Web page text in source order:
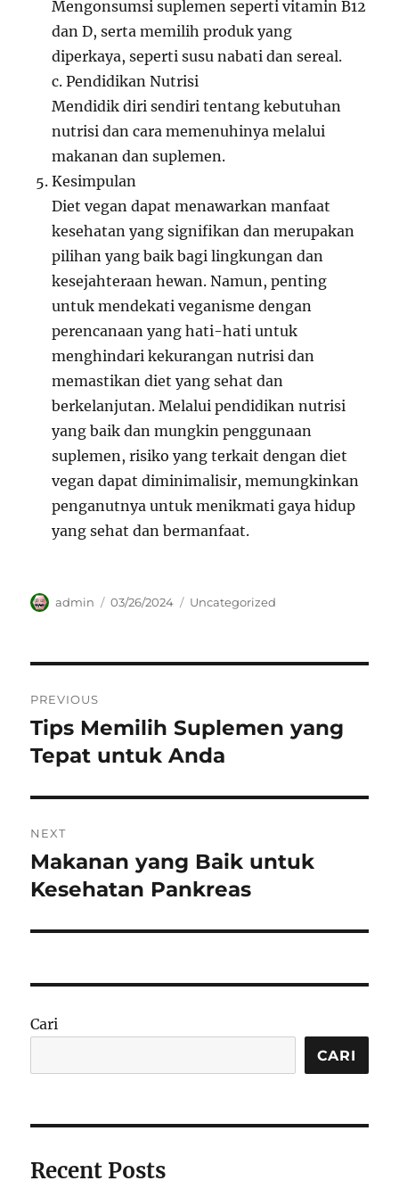
Mengonsumsi suplemen seperti vitamin B12
dan D, serta memilih produk yang
diperkaya, seperti susu nabati dan sereal.
c. Pendidikan Nutrisi
Mendidik diri sendiri tentang kebutuhan
nutrisi dan cara memenuhinya melalui
makanan dan suplemen.
Kesimpulan
Diet vegan dapat menawarkan manfaat
kesehatan yang signifikan dan merupakan
pilihan yang baik bagi lingkungan dan
kesejahteraan hewan. Namun, penting
untuk mendekati veganisme dengan
perencanaan yang hati-hati untuk
menghindari kekurangan nutrisi dan
memastikan diet yang sehat dan
berkelanjutan. Melalui pendidikan nutrisi
yang baik dan mungkin penggunaan
suplemen, risiko yang terkait dengan diet
vegan dapat diminimalisir, memungkinkan
penganutnya untuk menikmati gaya hidup
yang sehat dan bermanfaat.
Author
admin
Posted
03/26/2024 Categories
Uncategorized
pos
PREVIOUS
Previous
post:
Tips Memilih Suplemen yang
Tepat untuk Anda
NEXT
Next
post:
Makanan yang Baik untuk
Kesehatan Pankreas
Cari
CARI
Recent Posts